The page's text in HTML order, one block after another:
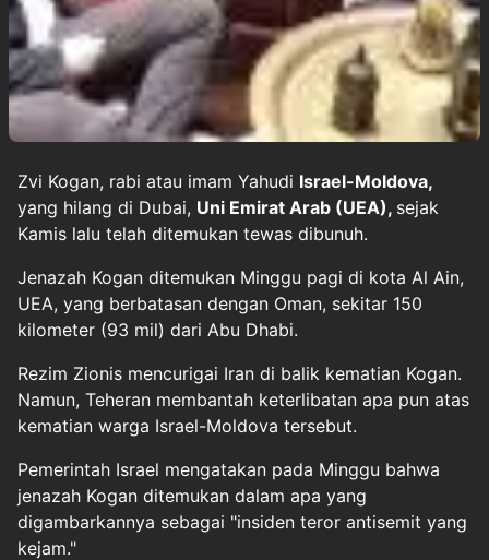
Zvi Kogan, rabi atau imam Yahudi Israel-Moldova,
yang hilang di Dubai, Uni Emirat Arab (UEA), sejak
Kamis lalu telah ditemukan tewas dibunuh.
Jenazah Kogan ditemukan Minggu pagi di kota Al Ain,
UEA, yang berbatasan dengan Oman, sekitar 150
kilometer (93 mil) dari Abu Dhabi.
Rezim Zionis mencurigai Iran di balik kematian Kogan.
Namun, Teheran membantah keterlibatan apa pun atas
kematian warga Israel-Moldova tersebut.
Pemerintah Israel mengatakan pada Minggu bahwa
jenazah Kogan ditemukan dalam apa yang
digambarkannya sebagai "insiden teror antisemit yang
kejam."